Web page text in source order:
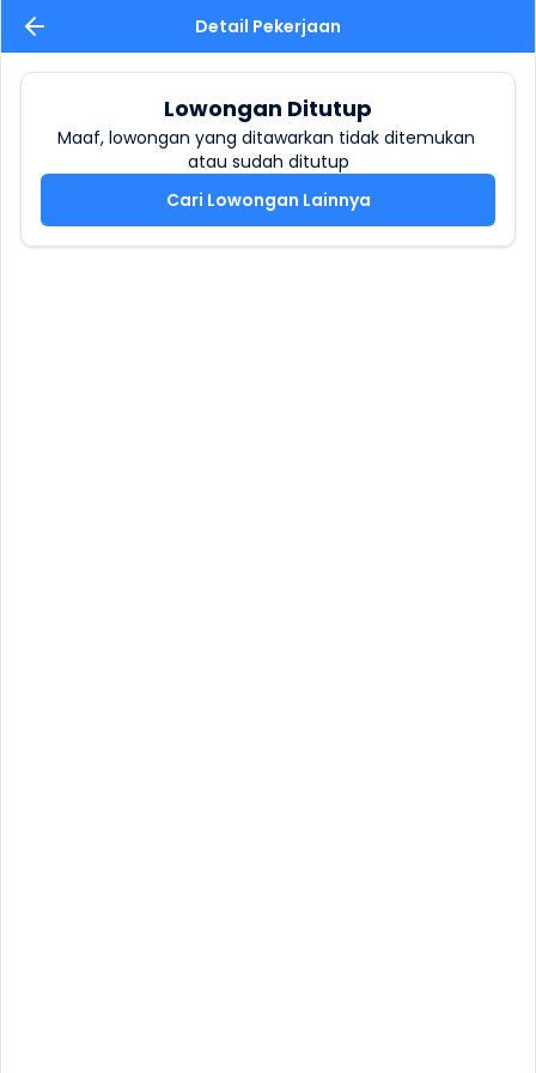
Detail Pekerjaan
Lowongan Ditutup
Maaf, lowongan yang ditawarkan tidak ditemukan
atau sudah ditutup
Cari Lowongan Lainnya